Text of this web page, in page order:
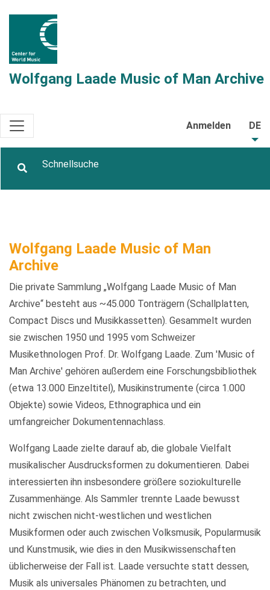
Wolfgang Laade Music of Man Archive
Anmelden DE
Wolfgang Laade Music of Man
Archive
Die private Sammlung „Wolfgang Laade Music of Man
Archive“ besteht aus ~45.000 Tonträgern (Schallplatten,
Compact Discs und Musikkassetten). Gesammelt wurden
sie zwischen 1950 und 1995 vom Schweizer
Musikethnologen Prof. Dr. Wolfgang Laade. Zum 'Music of
Man Archive' gehören außerdem eine Forschungsbibliothek
(etwa 13.000 Einzeltitel), Musikinstrumente (circa 1.000
Objekte) sowie Videos, Ethnographica und ein
umfangreicher Dokumentennachlass.
Wolfgang Laade zielte darauf ab, die globale Vielfalt
musikalischer Ausdrucksformen zu dokumentieren. Dabei
interessierten ihn insbesondere größere soziokulturelle
Zusammenhänge. Als Sammler trennte Laade bewusst
nicht zwischen nicht-westlichen und westlichen
Musikformen oder auch zwischen Volksmusik, Popularmusik
und Kunstmusik, wie dies in den Musikwissenschaften
üblicherweise der Fall ist. Laade versuchte statt dessen,
Musik als universales Phänomen zu betrachten, und